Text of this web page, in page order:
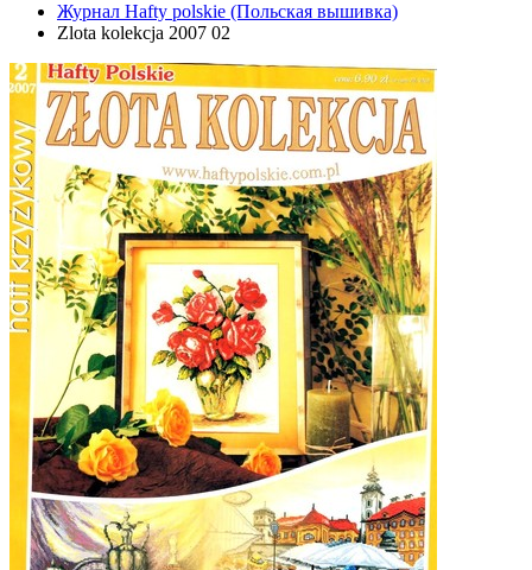
Журнал Hafty polskie (Польская вышивка)
Zlota kolekcja 2007 02